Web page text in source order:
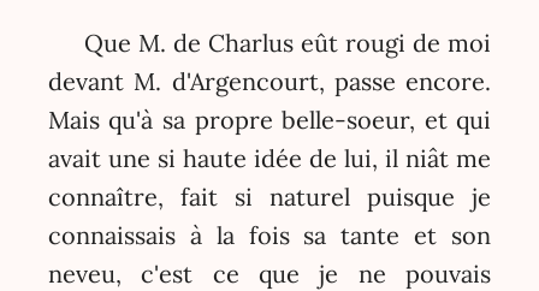
Que M. de Charlus eût rougi de moi
devant M. d'Argencourt, passe encore.
Mais qu'à sa propre belle-soeur, et qui
avait une si haute idée de lui, il niât me
connaître, fait si naturel puisque je
connaissais à la fois sa tante et son
neveu, c'est ce que je ne pouvais